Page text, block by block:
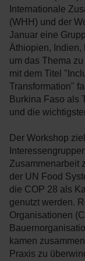
Internationale
(WHH) und der
Januar eine
Äthiopien, Indien,
um das Thema
mit dem Titel
Transformation"
Burkina Faso als
und die
Der Workshop
Zusammenarbeit
der UN Food
die COP 28 als
genutzt werden.
Organisationen
kamen
Praxis zu